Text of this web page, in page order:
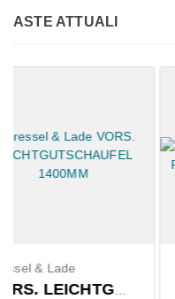
ASTE ATTUALI
Weidemann